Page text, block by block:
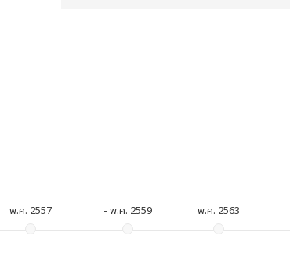
พ.ศ. 2557 - พ.ศ. 2559 พ.ศ. 2563